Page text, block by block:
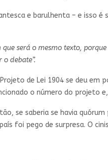
e barulhenta – e isso
será o mesmo texto,
debate”.
de Lei 1904 se deu em
o número do projeto
se saberia se havia
foi pego de surpresa. O